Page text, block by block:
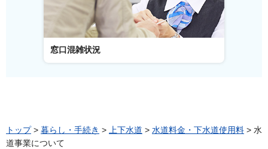
窓口混雑状況
トップ> 暮らし・手続き > 上下水道 > 水道料金・下水道使用料 > 水
道事業について